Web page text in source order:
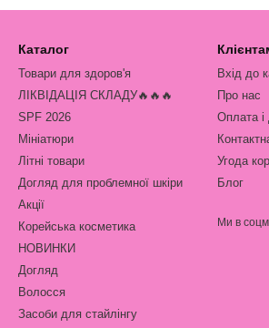
Каталог
Товари для здоров'я
ЛІКВІДАЦІЯ СКЛАДУ🔥🔥🔥
SPF 2026
Мініатюри
Літні товари
Догляд для проблемної шкіри
Акції
Корейська косметика
НОВИНКИ
Догляд
Волосся
Засоби для стайлінгу
Вхід до
Про нас
Оплата і
Угода
Блог
Ми в